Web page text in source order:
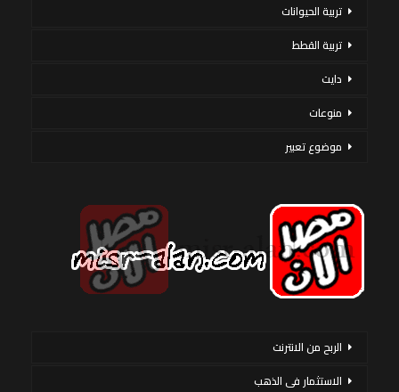
تربية الحيوانات
تربية القطط
دايت
منوعات
موضوع تعبير
الربح من الانترنت
الاستثمار فى الذهب